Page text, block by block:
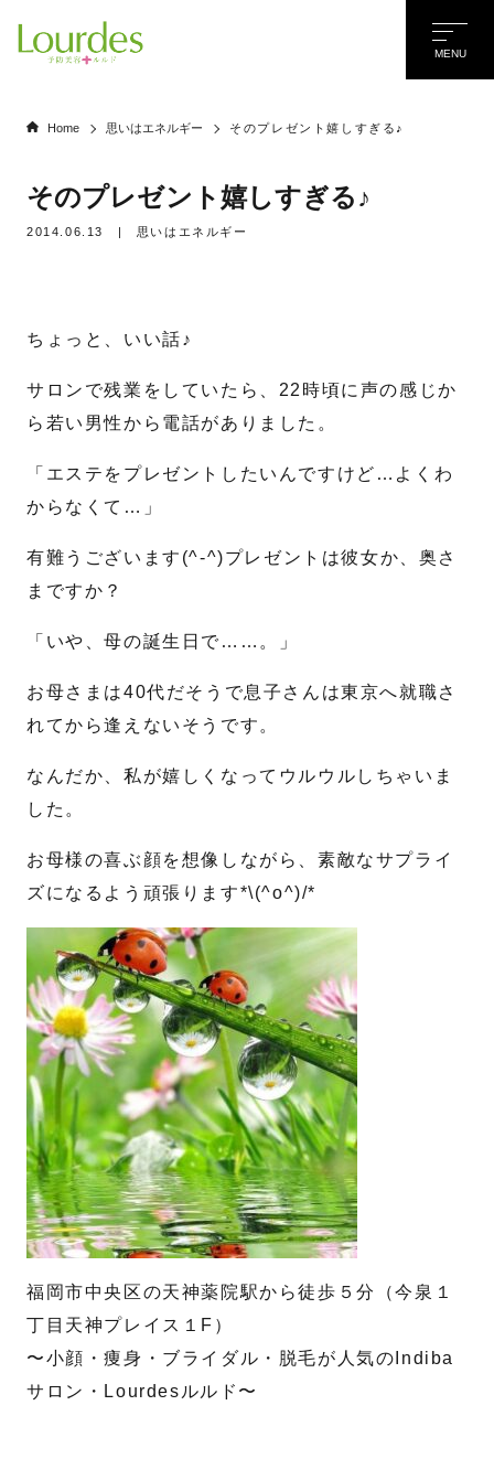
MENU
Home 思いはエネルギー そのプレゼント嬉しすぎる♪
そのプレゼント嬉しすぎる♪
2014.06.13 | 思いはエネルギー
ちょっと、いい話♪
サロンで残業をしていたら、22時頃に声の感じか
ら若い男性から電話がありました。
「エステをプレゼントしたいんですけど…よくわ
からなくて…」
有難うございます(^-^)プレゼントは彼女か、奥さ
まですか？
「いや、母の誕生日で……。」
お母さまは40代だそうで息子さんは東京へ就職さ
れてから逢えないそうです。
なんだか、私が嬉しくなってウルウルしちゃいま
した。
お母様の喜ぶ顔を想像しながら、素敵なサプライ
ズになるよう頑張ります*\(^o^)/*
福岡市中央区の天神薬院駅から徒歩５分（今泉１
丁目天神プレイス１F）
〜小顔・痩身・ブライダル・脱毛が人気のIndiba
サロン・Lourdesルルド〜
名 姓
お問合せ内容
送信する